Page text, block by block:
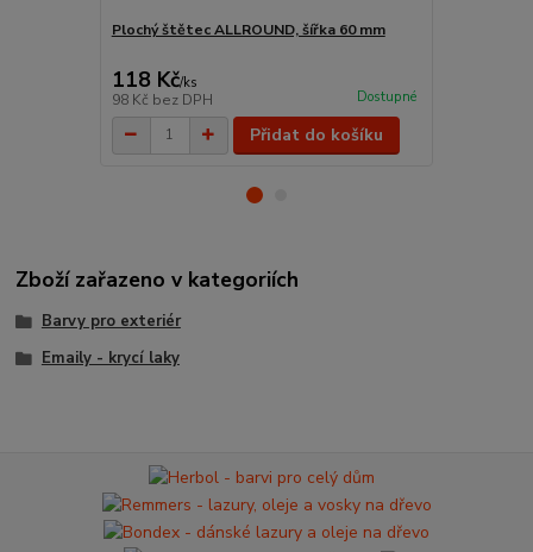
Plochý štětec ALLROUND, šířka 60 mm
118 Kč/ks
98 Kč bez DPH Dostupné
Přidat do košíku
Zboží zařazeno v kategoriích
Barvy pro exteriér
Emaily - krycí laky